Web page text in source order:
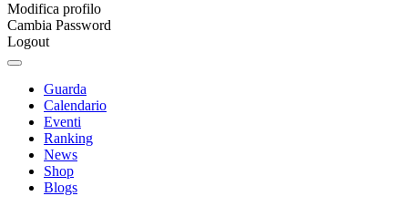
Modifica profilo
Cambia Password
Logout
Guarda
Calendario
Eventi
Ranking
News
Shop
Blogs